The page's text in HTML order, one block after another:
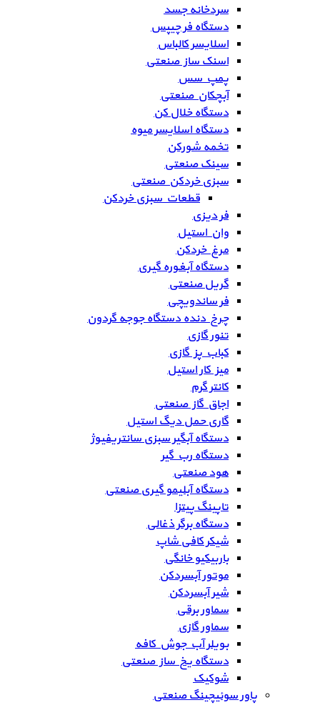
سردخانه جسد
دستگاه فر چیپس
اسلایسر کالباس
اسنک ساز صنعتی
پمپ سس
آبچکان صنعتی
دستگاه خلال کن
دستگاه اسلایسر میوه
تخمه شورکن
سینک صنعتی
سبزی خردکن صنعتی
قطعات سبزی خردکن
فر دیزی
وان استیل
مرغ خردکن
دستگاه آبغوره گیری
گریل صنعتی
فر ساندویچی
چرخ دنده دستگاه جوجه گردون
تنور گازی
کباب پز گازی
میز کار استیل
کانتر گرم
اجاق گاز صنعتی
گاری حمل دیگ استیل
دستگاه آبگیر سبزی سانتریفیوژ
دستگاه رب گیر
هود صنعتی
دستگاه آبلیمو گیری صنعتی
تاپینگ پیتزا
دستگاه برگر ذغالی
شیکر کافی شاپ
باربیکیو خانگی
موتور آبسردکن
شیر آبسردکن
سماور برقی
سماور گازی
بویلر آب جوش کافه
دستگاه یخ ساز صنعتی
شوکیک
پاور سوئیچینگ صنعتی